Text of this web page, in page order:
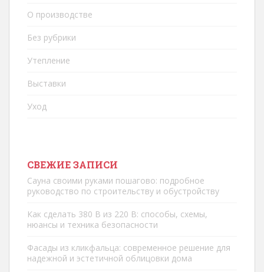
О производстве
Без рубрики
Утепление
Выставки
Уход
СВЕЖИЕ ЗАПИСИ
Сауна своими руками пошагово: подробное
руководство по строительству и обустройству
Как сделать 380 В из 220 В: способы, схемы,
нюансы и техника безопасности
Фасады из кликфальца: современное решение для
надежной и эстетичной облицовки дома